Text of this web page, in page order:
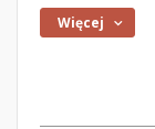
Więcej